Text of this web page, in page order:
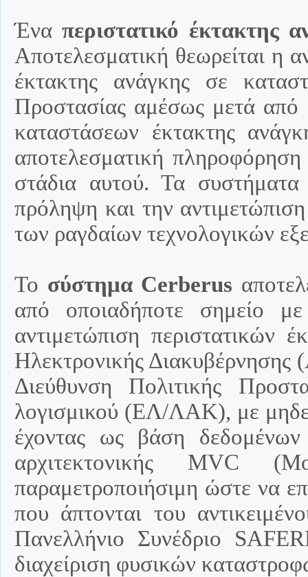
Ένα περιστατικό έκτακτης
Αποτελεσματική θεωρείται η
έκτακτης ανάγκης σε
Προστασίας αμέσως μετά από
καταστάσεων έκτακτης
αποτελεσματική
στάδια αυτού. Τα συστήματα
πρόληψη και την
των ραγδαίων τεχνολογικών
Το σύστημα Cerberus
από οποιαδήποτε σημείο
αντιμετώπιση
Ηλεκτρονικής
Διεύθυνση Πολιτικής
λογισμικού (ΕΛ/ΛΑΚ), με
έχοντας ως βάση
αρχιτεκτονικής MVC
παραμετροποιήσιμη ώστε να
που άπτονται του
Πανελλήνιο Συνέδριο
διαχείριση φυσικών